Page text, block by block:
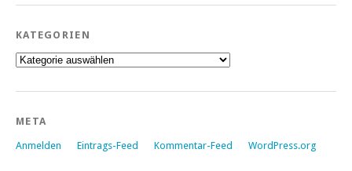
KATEGORIEN
Kategorien
META
Anmelden Eintrags-Feed Kommentar-Feed WordPress.org